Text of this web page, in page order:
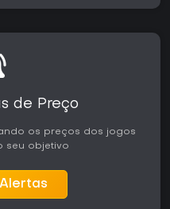
de Preço
os preços dos jogos
seu objetivo